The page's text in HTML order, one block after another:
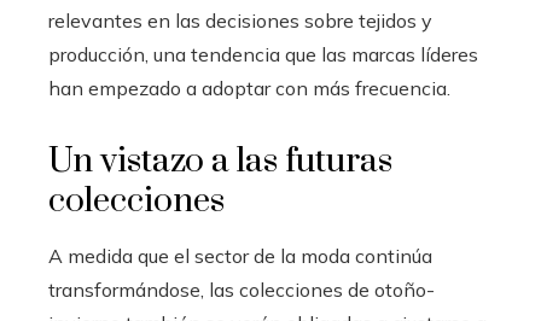
relevantes en las decisiones sobre tejidos y
producción, una tendencia que las marcas líderes
han empezado a adoptar con más frecuencia.
Un vistazo a las futuras
colecciones
A medida que el sector de la moda continúa
transformándose, las colecciones de otoño-